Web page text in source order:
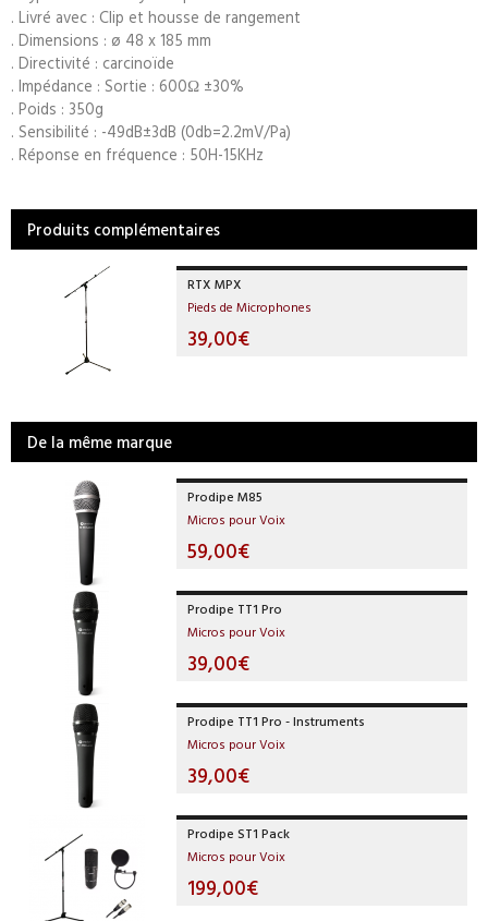
. Livré avec : Clip et housse de rangement
. Dimensions : ø 48 x 185 mm
. Directivité : carcinoïde
. Impédance : Sortie : 600Ω ±30%
. Poids : 350g
. Sensibilité : -49dB±3dB (0db=2.2mV/Pa)
. Réponse en fréquence : 50H-15KHz
Produits complémentaires
RTX MPX
Pieds de Microphones
39,00€
De la même marque
Prodipe M85
Micros pour Voix
59,00€
Prodipe TT1 Pro
Micros pour Voix
39,00€
Prodipe TT1 Pro - Instruments
Micros pour Voix
39,00€
Prodipe ST1 Pack
Micros pour Voix
199,00€